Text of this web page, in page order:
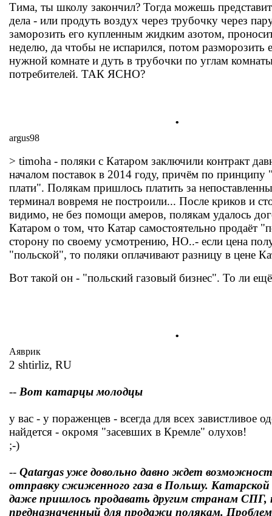
Тима, ты школу закончил? Тогда можешь
дела - или продуть воздух через трубочку через
заморозить его купленным жидким азотом,
неделю, да чтобы не испарился, потом разморозить
нужной комнате и дуть в трубочки по углам
потребителей. ТАК ЯСНО?
.
argus98
> timoha - поляки с Катаром заключили контракт
началом поставок в 2014 году, причём по принципу
плати". Полякам пришлось платить за
терминал вовремя не построили... После криков и
видимо, не без помощи амеров, полякам удалось
Катаром о том, что Катар самостоятельно продаёт
сторону по своему усмотрению, НО..- если цена
"польской", то поляки оплачивают разницу в цене
Вот такой он - "польский газовый бизнес". То ли
.
Аяврик
2 shtirliz, RU
-- Вот катарцы молодцы
у вас - у пораженцев - всегда для всех завистливое
найдется - окромя "засевших в Кремле" олухов!
;-)
-- Qatargas уже довольно давно ждет
отправку сжиженного газа в Польшу.
даже пришлось продавать другим странам СПГ,
предназначенный для продажи полякам.